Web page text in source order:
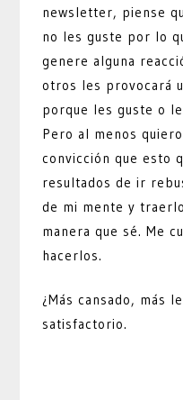
newsletter, piense
no les guste por lo
genere alguna
otros les provocará
porque les guste o
Pero al menos
convicción que esto
resultados de ir
de mi mente y
manera que sé. Me
hacerlos.
¿Más cansado, más
satisfactorio.